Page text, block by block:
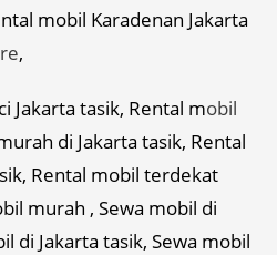
mobil Karadenan Jakarta
,
Jakarta tasik, Rental mobil
di Jakarta tasik, Rental
Rental mobil terdekat
murah , Sewa mobil di
di Jakarta tasik, Sewa mobil